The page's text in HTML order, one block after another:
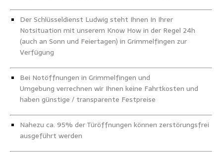
Der Schlüsseldienst Ludwig steht Ihnen In Ihrer
Notsituation mit unserem Know How in der Regel 24h
(auch an Sonn und Feiertagen) in Grimmelfingen zur
Verfügung
Bei Notöffnungen in Grimmelfingen und
Umgebung verrechnen wir Ihnen keine Fahrtkosten und
haben günstige / transparente Festpreise
Nahezu ca. 95% der Türöffnungen können zerstörungsfrei
ausgeführt werden